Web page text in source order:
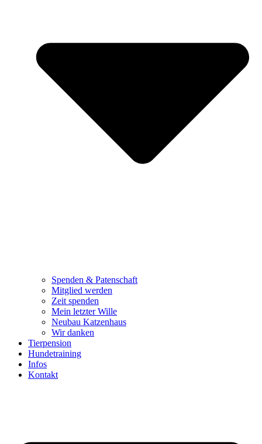
Spenden & Patenschaft
Mitglied werden
Zeit spenden
Mein letzter Wille
Neubau Katzenhaus
Wir danken
Tierpension
Hundetraining
Infos
Kontakt